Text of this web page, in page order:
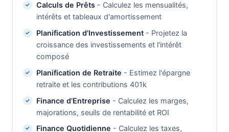
Calculs de Prêts- Calculez les mensualités,
intérêts et tableaux d'amortissement
Planification d'Investissement- Projetez la
croissance des investissements et l'intérêt
composé
Planification de Retraite - Estimez l'épargne
retraite et les contributions 401k
Finance d'Entreprise - Calculez les marges,
majorations, seuils de rentabilité et ROI
Finance Quotidienne - Calculez les taxes,